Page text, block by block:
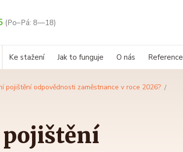
(Po–Pá: 8—18)
Ke stažení Jak to funguje O nás Reference
pojištění odpovědnosti zaměstnance v roce 2026?
pojištění